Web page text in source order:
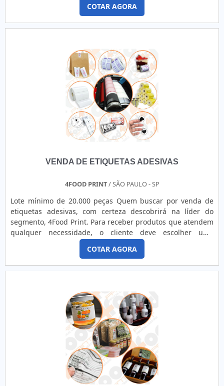
equipe da FKX Etiquetas e Rótulos conseguirá excelente
custo-benefício com comprometimento com os resultados
dos clientes.MAIS SOBRE RÓTULOS PARA GARRAFINHAS DE
COTAR AGORA
VENDA DE ETIQUETAS ADESIVAS
4FOOD PRINT/ SÃO PAULO - SP
Lote mínimo de 20.000 peças Quem buscar por venda de
etiquetas adesivas, com certeza descobrirá na líder do
segmento, 4Food Print. Para receber produtos que atendem
qualquer necessidade, o cliente deve escolher uma
organização que se destaque por um bom suporte pré-
venda e tenha ampla experiência no ramo.Quando a
temática é venda de etiquetas adesivas, com a melhor mão
de obra da 4Food Print o cliente obterá assertividade e
COTAR AGORA